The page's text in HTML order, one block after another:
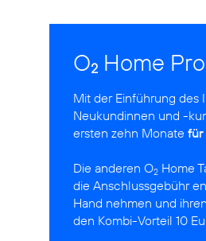
O2 Home
Mit der Einführung des
Neukundinnen und -
ersten zehn Monate für
Die anderen O2 Home
die Anschlussgebühr
Hand nehmen und
den Kombi-Vorteil 10